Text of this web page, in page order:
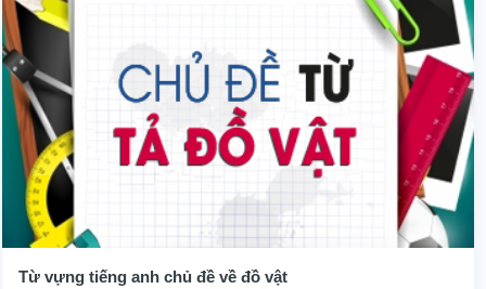
Từ vựng tiếng anh chủ đề về đồ vật